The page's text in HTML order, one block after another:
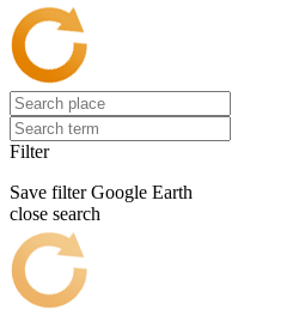
Filter
Save filter Google Earth
close search